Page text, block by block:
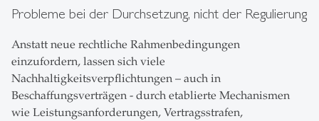
Probleme bei der Durchsetzung, nicht der Regulierung
Anstatt neue rechtliche Rahmenbedingungen
einzufordern, lassen sich viele
Nachhaltigkeitsverpflichtungen – auch in
Beschaffungsverträgen - durch etablierte Mechanismen
wie Leistungsanforderungen, Vertragsstrafen,